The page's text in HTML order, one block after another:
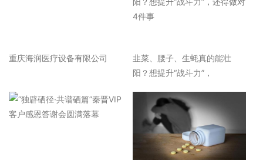
重庆海润医疗设备有限公司
韭菜、腰子、生蚝真的能壮
阳？想提升“战斗力”，